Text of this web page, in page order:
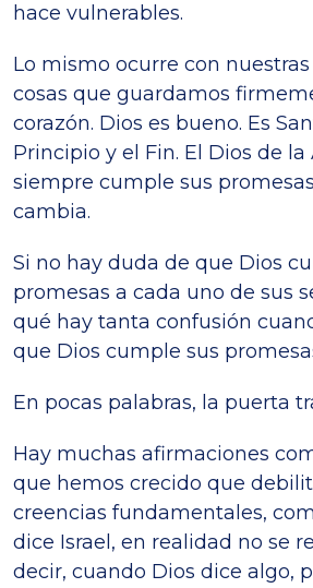
hace vulnerables.
Lo mismo ocurre con
cosas que guardamos
corazón. Dios es bueno. Es
Principio y el Fin. El Dios de
siempre cumple sus
cambia.
Si no hay duda de que Dios
promesas a cada uno de sus
qué hay tanta confusión
que Dios cumple sus
En pocas palabras, la puerta
Hay muchas afirmaciones
que hemos crecido que
creencias fundamentales,
dice Israel, en realidad no se
decir, cuando Dios dice algo,